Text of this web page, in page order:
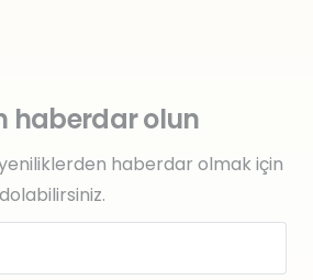
haberdar olun
haberdar olmak için